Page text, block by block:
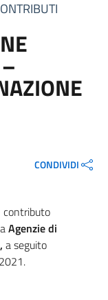
CONDIVIDI
contributo
Agenzie di
a seguito